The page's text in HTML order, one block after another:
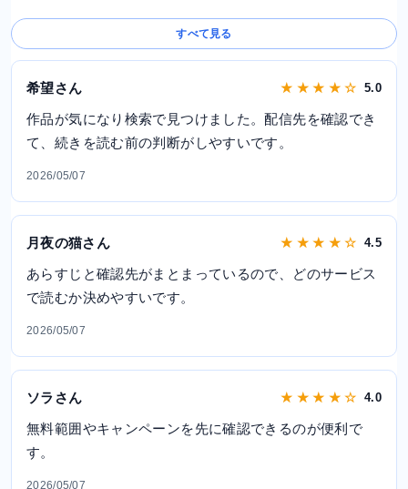
すべて見る
希望さん ★ ★ ★ ★ ☆ 5.0
作品が気になり検索で見つけました。配信先を確認でき
て、続きを読む前の判断がしやすいです。
2026/05/07
月夜の猫さん ★ ★ ★ ★ ☆ 4.5
あらすじと確認先がまとまっているので、どのサービス
で読むか決めやすいです。
2026/05/07
ソラさん ★ ★ ★ ★ ☆ 4.0
無料範囲やキャンペーンを先に確認できるのが便利で
す。
2026/05/07